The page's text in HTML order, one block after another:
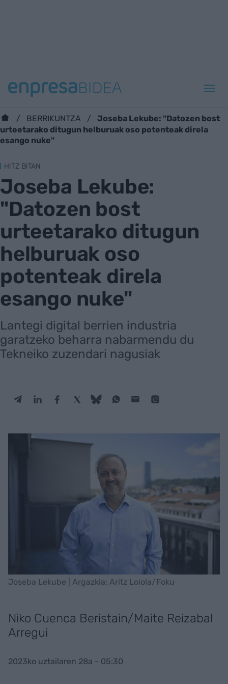
BERRIKUNTZA
Joseba Lekube: "Datozen bost
urteetarako ditugun helburuak oso potenteak direla
esango nuke"
HITZ BITAN
Joseba Lekube:
"Datozen bost
urteetarako ditugun
helburuak oso
potenteak direla
esango nuke"
Lantegi digital berrien industria
garatzeko beharra nabarmendu du
Tekneiko zuzendari nagusiak
Joseba Lekube | Argazkia: Aritz Loiola/Foku
Niko Cuenca Beristain/Maite Reizabal
Arregui
2023ko uztailaren 28a - 05:30